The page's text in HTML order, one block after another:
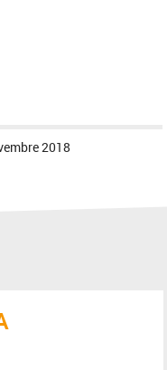
2018